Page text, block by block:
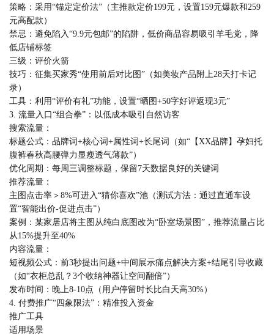
策略：采用“锚定定价法”（主推款定价199元，设置159元爆款和259
元高配款）
禁忌：避免陷入“9.9元包邮”的陷阱，低价商品容易吸引羊毛党，降
低店铺标签
三级：评价火箭
技巧：征集买家秀“使用前后对比图”（如美妆产品附上28天打卡记
录）
工具：利用“评价有礼”功能，设置“晒图+50字好评返现3元”
3. 流量入口“组合拳”：以低成本吸引自然访客
搜索流量：
标题公式：品牌词+核心词+属性词+长尾词（如“【XX品牌】孕妇托
腹裤春秋高腰弹力显瘦透气薄款”）
优化周期：每周三调整标题，保留7天数据良好的关键词
推荐流量：
主图点击率＞8%可进入“猜你喜欢”池（测试方法：通过直通车设
置“智能出价-促进点击”）
案例：某家居店将主图从纯白底图改为“卧室场景图”，推荐流量占比
从15%提升至40%
内容流量：
短视频公式：前3秒提出问题+中间展示痛点解决方案+结尾引导收藏
（如“衣柜总乱？3个收纳神器让空间翻倍”）
发布时间：晚上8-10点（用户停留时长比白天高30%）
4. 付费推广“四象限法”：精准投入资金
推广工具
适用场景